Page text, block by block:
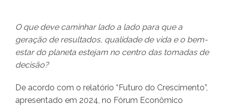
O que deve caminhar lado a lado para que a
geração de resultados, qualidade de vida e o bem-
estar do planeta estejam no centro das tomadas de
decisão?
De acordo com o relatório “Futuro do Crescimento”,
apresentado em 2024, no Fórum Econômico